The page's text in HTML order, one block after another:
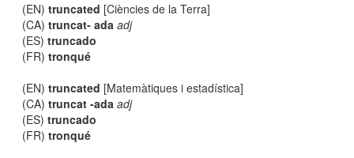
(EN)truncated [Ciències de la Terra]
(CA)truncat- ada adj
(ES)truncado
(FR)tronqué
(EN)truncated [Matemàtiques i estadística]
(CA)truncat -ada adj
(ES)truncado
(FR)tronqué